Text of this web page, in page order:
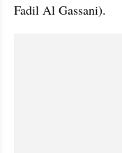
Fadil Al Gassani).